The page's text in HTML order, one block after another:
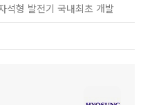
석형 발전기 국내최초 개발